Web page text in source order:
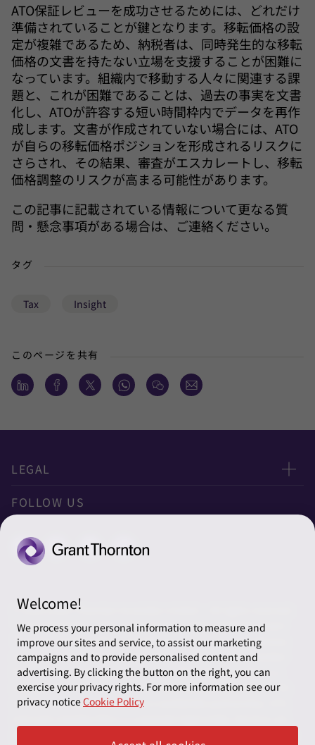
ATO保証レビューを成功させるためには、どれだけ
準備されていることが鍵となります。移転価格の設
定が複雑であるため、納税者は、同時発生的な移転
価格の文書を持たない立場を支援することが困難に
なっています。組織内で移動する人々に関連する課
題と、これが困難であることは、過去の事実を文書
化し、ATOが許容する短い時間枠内でデータを再作
成します。文書が作成されていない場合には、ATO
が自らの移転価格ポジションを形成されるリスクに
さらされ、その結果、審査がエスカレートし、移転
価格調整のリスクが高まる可能性があります。
この記事に記載されている情報について更なる質
問・懸念事項がある場合は、ご連絡ください。
タグ
Tax Insight
このページを共有
LEGAL
Privacy
FOLLOW US
© 2026 Grant Thornton Australia Limited – All rights reserved.
“Grant Thornton” refers to the brand under which the Grant
Thornton member firms provide assurance, tax and advisory
services to their clients and/or refers to one or more member
firms, as the context requires. Grant Thornton Australia is a
member firm of Grant Thornton International Ltd (GTIL). GTIL
and the member firms are not a worldwide partnership. GTIL
Welcome!
We process your personal information to measure and
improve our sites and service, to assist our marketing
campaigns and to provide personalised content and
advertising. By clicking the button on the right, you can
exercise your privacy rights. For more information see our
privacy noticeCookie Policy